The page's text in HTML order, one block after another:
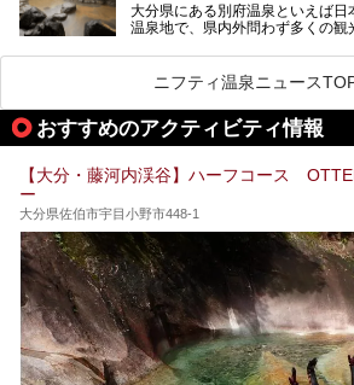
別府温泉は共同湯も多く、家庭や
ている所もあります。
あるんです。
これを読んで別府温泉巡りの参考
大分県にある別府温泉といえば日
温泉地で、県内外問わず多くの観
八湯温泉道とは別府八湯を巡る
って88ヶ所のスタンプを集めて
いうものです。
別府には朝早くから夜遅くまでや
湯や、日帰りのみの大きな施設
人を目指してみてはいかがでしょ
ニフティ温泉ニュース
おすすめのアクティビティ情報
【大分・藤河内渓谷】ハーフコース
ー
大分県佐伯市宇目小野市448-1